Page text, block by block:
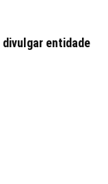
divulgar entidade